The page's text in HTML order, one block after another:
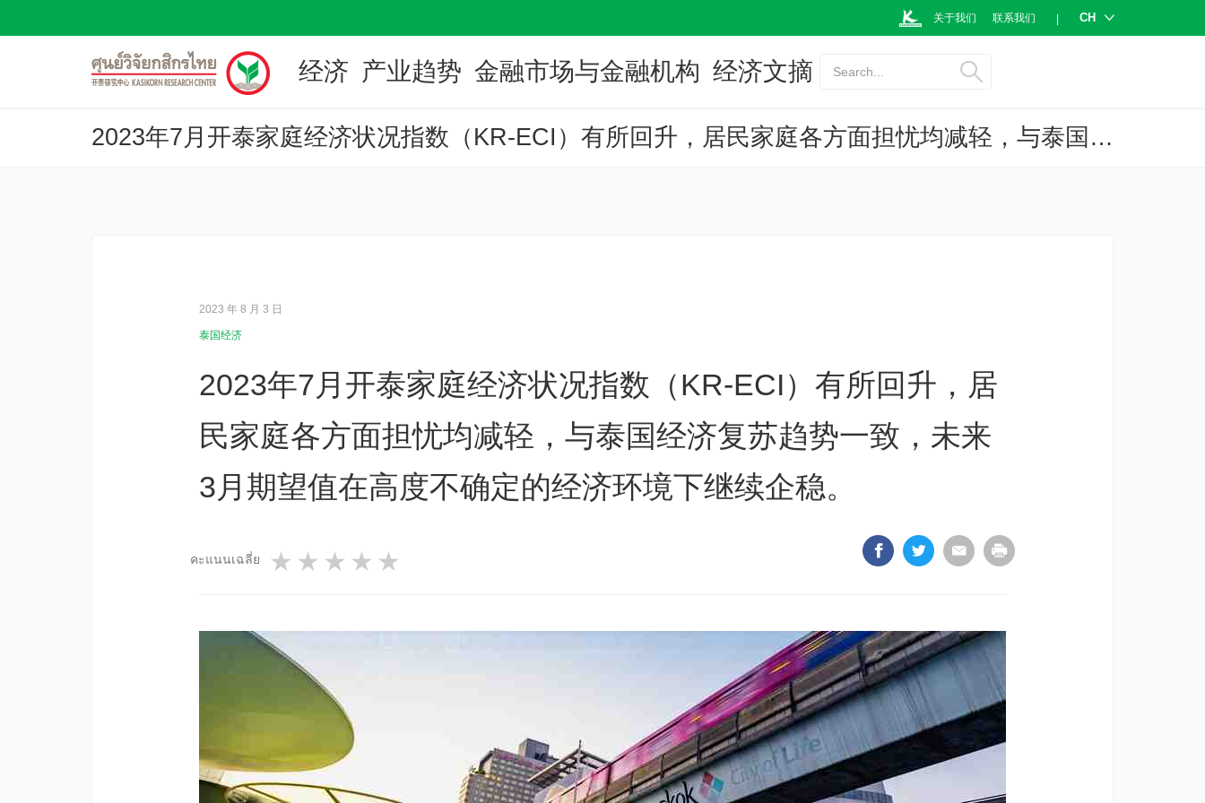
关于我们 联系我们 | CH
经济 产业趋势 金融市场与金融机构 经济文摘 Search...
2023年7月开泰家庭经济状况指数（KR-ECI）有所回升，居民家庭各方面担忧均减轻，与泰国经济复苏趋势一致，未来3月期望值在高度不确定的经济环境下继续企稳。
2023 年 8 月 3 日
泰国经济
2023年7月开泰家庭经济状况指数（KR-ECI）有所回升，居
民家庭各方面担忧均减轻，与泰国经济复苏趋势一致，未来
3月期望值在高度不确定的经济环境下继续企稳。
คะแนนเฉลี่ย 4 stars
3 stars
2 stars
1 star